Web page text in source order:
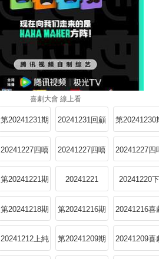
喜劇大會 線上看
第20241231期 20241231回顧
特輯
第20241230
20241227四嘻
回顧特輯1
20241227四嘻
回顧特輯2
20241227四
回顧特輯3
第20241221期
陪看Reaction
20241221 20241220下
第20241218期 第20241216期 20241216喜
小會
20241212上純 第20241209期 20241209喜